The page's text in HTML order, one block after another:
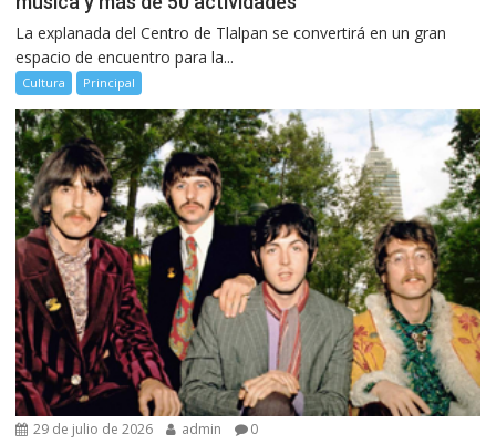
La explanada del Centro de Tlalpan se convertirá en un gran
espacio de encuentro para la...
Cultura Principal
29 de julio de 2026 admin 0